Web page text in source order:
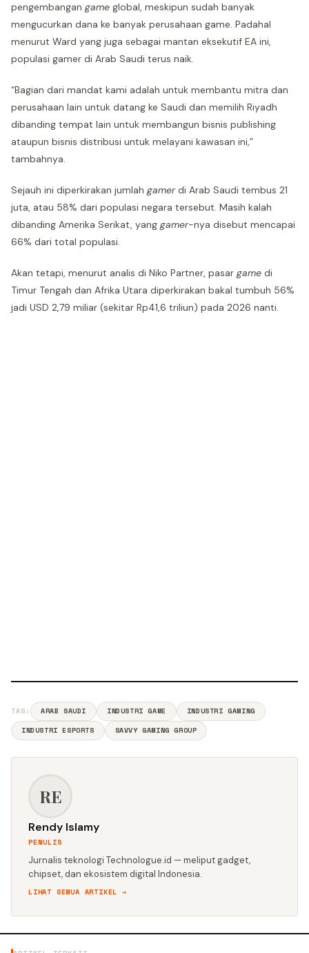
pengembangan game global, meskipun sudah banyak
mengucurkan dana ke banyak perusahaan game. Padahal
menurut Ward yang juga sebagai mantan eksekutif EA ini,
populasi gamer di Arab Saudi terus naik.
“Bagian dari mandat kami adalah untuk membantu mitra dan
perusahaan lain untuk datang ke Saudi dan memilih Riyadh
dibanding tempat lain untuk membangun bisnis publishing
ataupun bisnis distribusi untuk melayani kawasan ini,”
tambahnya.
Sejauh ini diperkirakan jumlah gamerdi Arab Saudi tembus 21
juta, atau 58% dari populasi negara tersebut. Masih kalah
dibanding Amerika Serikat, yang gamer-nya disebut mencapai
66% dari total populasi.
Akan tetapi, menurut analis di Niko Partner, pasar game di
Timur Tengah dan Afrika Utara diperkirakan bakal tumbuh 56%
jadi USD 2,79 miliar (sekitar Rp41,6 triliun) pada 2026 nanti.
TAG: ARAB SAUDI INDUSTRI GAME
INDUSTRI GAMING
INDUSTRI ESPORTS
SAVVY GAMING GROUP
RE
Rendy Islamy
PENULIS
Jurnalis teknologi Technologue.id — meliput gadget,
chipset, dan ekosistem digital Indonesia.
LIHAT SEMUA ARTIKEL →